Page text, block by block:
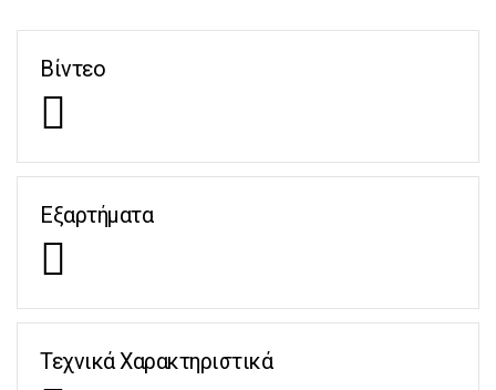
Βίντεο
Εξαρτήματα
Τεχνικά Χαρακτηριστικά